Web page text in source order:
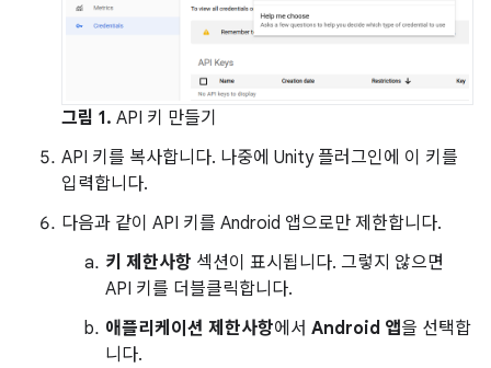
그림 1. API 키 만들기
API 키를 복사합니다. 나중에 Unity 플러그인에 이 키를
입력합니다.
다음과 같이 API 키를 Android 앱으로만 제한합니다.
키 제한사항 섹션이 표시됩니다. 그렇지 않으면
API 키를 더블클릭합니다.
애플리케이션 제한사항에서 Android 앱을 선택합
니다.